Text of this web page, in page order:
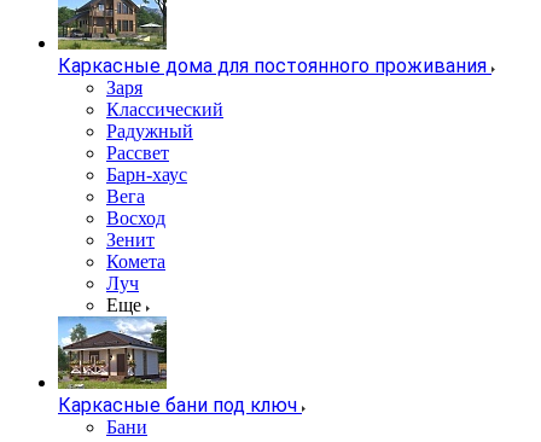
Каркасные дома для постоянного проживания
Заря
Классический
Радужный
Рассвет
Барн-хаус
Вега
Восход
Зенит
Комета
Луч
Еще
Каркасные бани под ключ
Бани